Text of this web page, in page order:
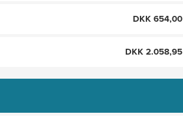
DKK 654,00
DKK 2.058,95